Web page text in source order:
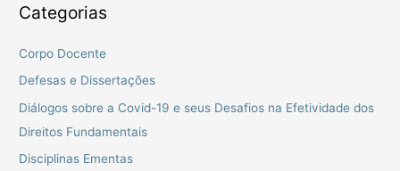
Categorias
Corpo Docente
Defesas e Dissertações
Diálogos sobre a Covid-19 e seus Desafios na Efetividade dos
Direitos Fundamentais
Disciplinas Ementas